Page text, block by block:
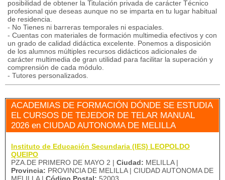
posibilidad de obtener la Titulación privada de carácter Técnico
profesional que deseas aunque no se imparta en tu lugar habitual
de residencia.
- No Tienes ni barreras temporales ni espaciales.
- Cuentas con materiales de formación multimedia efectivos y con
un grado de calidad didáctica excelente. Ponemos a disposición
de los alumnos múltiples recursos didácticos adicionales de
carácter multimedia de gran utilidad para facilitar la superación y
comprensión de cada módulo.
- Tutores personalizados.
ACADEMIAS DE FORMACIÓN DÓNDE SE ESTUDIA
EL CURSOS DE TEJEDOR DE TELAR MANUAL
2026 en CIUDAD AUTONOMA DE MELILLA
Instituto de Educación Secundaria (IES) LEOPOLDO
QUEIPO
PZA.DE PRIMERO DE MAYO 2 | Ciudad: MELILLA |
Provincia: PROVINCIA DE MELILLA | CIUDAD AUTONOMA DE